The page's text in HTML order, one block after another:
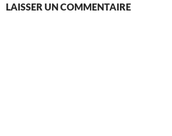
LAISSER UN COMMENTAIRE